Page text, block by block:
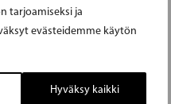
tarjoamiseksi ja
evästeidemme käytön
Hyväksy kaikki